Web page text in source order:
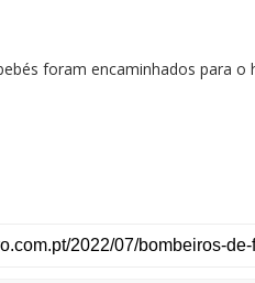
foram encaminhados para o